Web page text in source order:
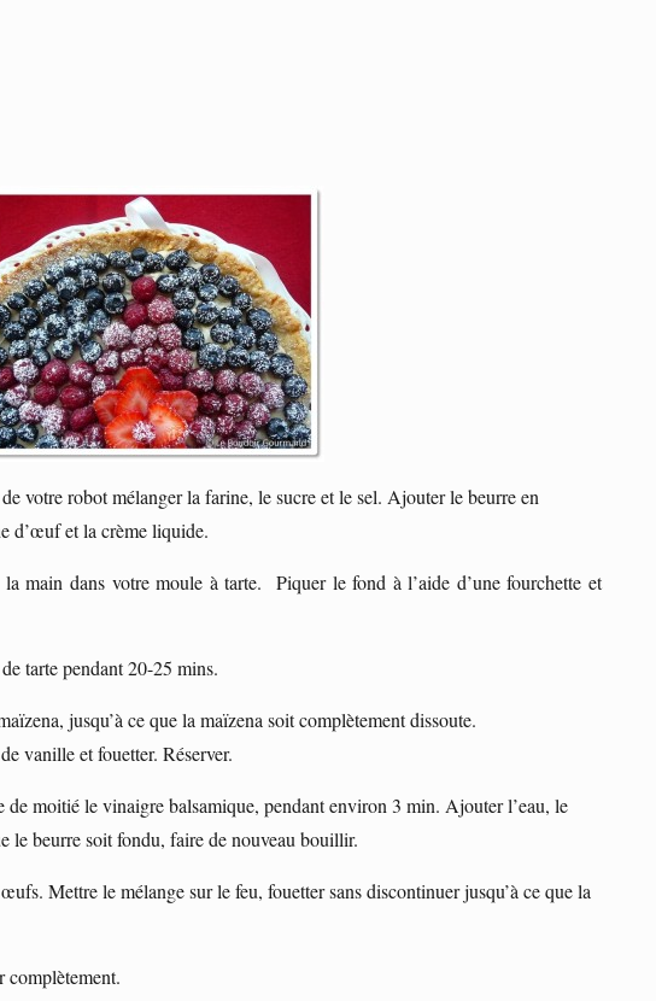
votre robot mélanger la farine, le sucre et le sel. Ajouter le beurre en
d’œuf et la crème liquide.
main dans votre moule à tarte. Piquer le fond à l’aide d’une fourchette et
tarte pendant 20-25 mins.
jusqu’à ce que la maïzena soit complètement dissoute.
vanille et fouetter. Réserver.
moitié le vinaigre balsamique, pendant environ 3 min. Ajouter l’eau, le
le beurre soit fondu, faire de nouveau bouillir.
Mettre le mélange sur le feu, fouetter sans discontinuer jusqu’à ce que la
complètement.